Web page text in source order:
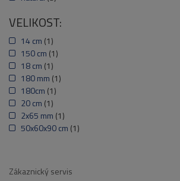
VELIKOST:
14 cm (1)
150 cm (1)
18 cm (1)
180 mm (1)
180cm (1)
20 cm (1)
2x65 mm (1)
50x60x90 cm (1)
Zákaznický servis